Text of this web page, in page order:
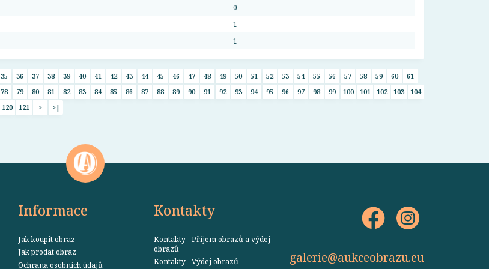
0
1
1
35 36 37 38 39 40 41 42 43 44 45 46 47 48 49 50 51 52 53 54 55 56 57 58 59 60
61
78 79 80 81 82 83 84 85 86 87 88 89 90 91 92 93 94 95 96 97 98 99 100 101 102 103
104
120 121 > >|
Informace
Jak koupit obraz
Jak prodat obraz
Ochrana osobních údajů
Kontakty
Kontakty - Příjem obrazů a výdej
obrazů
Kontakty - Výdej obrazů
galerie@aukceobrazu.eu